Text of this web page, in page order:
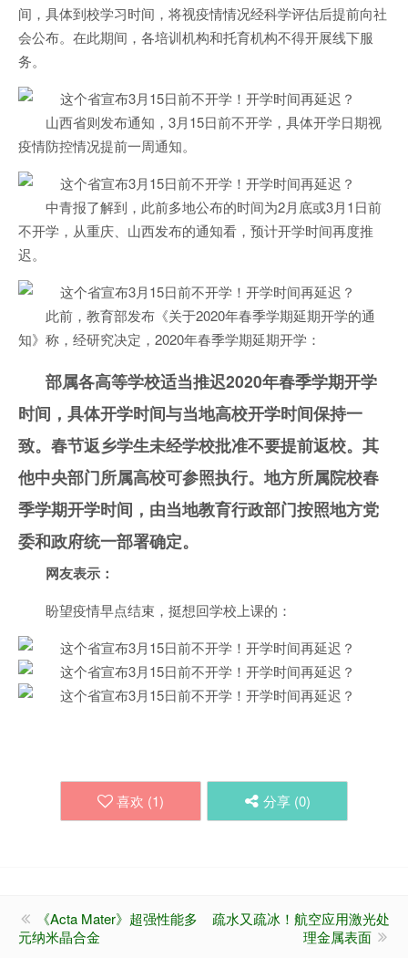
间，具体到校学习时间，将视疫情情况经科学评估后提前向社
会公布。在此期间，各培训机构和托育机构不得开展线下服
务。
山西省则发布通知，3月15日前不开学，具体开学日期视
疫情防控情况提前一周通知。
中青报了解到，此前多地公布的时间为2月底或3月1日前
不开学，从重庆、山西发布的通知看，预计开学时间再度推
迟。
此前，教育部发布《关于2020年春季学期延期开学的通
知》称，经研究决定，2020年春季学期延期开学：
部属各高等学校适当推迟2020年春季学期开学
时间，具体开学时间与当地高校开学时间保持一
致。春节返乡学生未经学校批准不要提前返校。其
他中央部门所属高校可参照执行。地方所属院校春
季学期开学时间，由当地教育行政部门按照地方党
委和政府统一部署确定。
网友表示：
盼望疫情早点结束，挺想回学校上课的：
喜欢 (1) 分享 (0)
《Acta Mater》超强性能多
元纳米晶合金
疏水又疏冰！航空应用激光处
理金属表面